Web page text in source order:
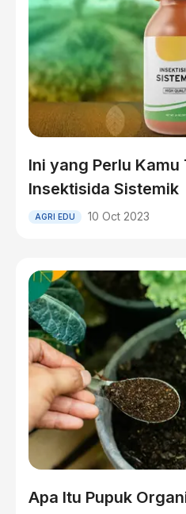
Ini yang Perlu
Insektisida Sistemik
AGRI EDU 10 Oct 2023
Apa Itu Pupuk